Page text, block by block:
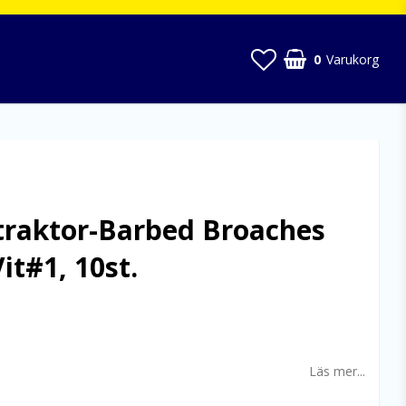
0 Varukorg
Barbed Broaches
10st.
Läs mer...